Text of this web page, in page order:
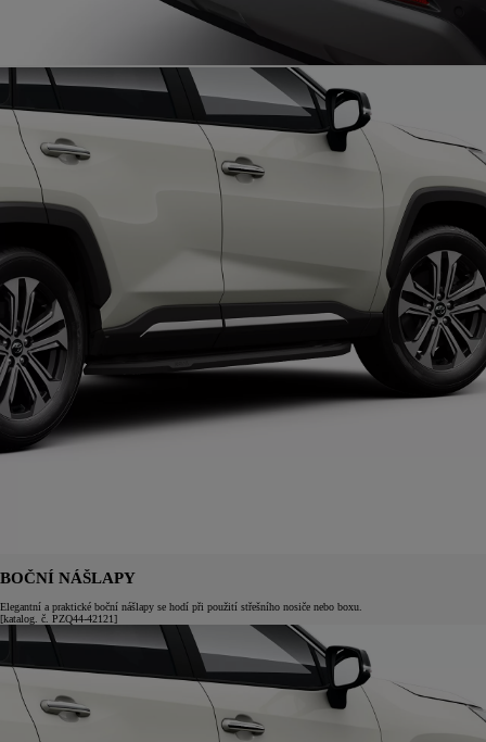
BOČNÍ NÁŠLAPY
Elegantní a praktické boční nášlapy se hodí při použití střešního nosiče nebo boxu.
[katalog. č. PZQ44-42121]